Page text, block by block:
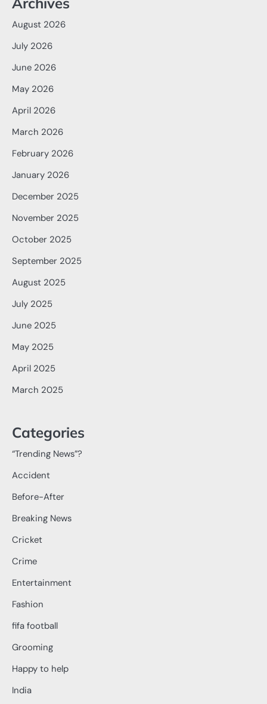
August 2026
July 2026
June 2026
May 2026
April 2026
March 2026
February 2026
January 2026
December 2025
November 2025
October 2025
September 2025
August 2025
July 2025
June 2025
May 2025
April 2025
March 2025
Categories
“Trending News”?
Accident
Before-After
Breaking News
Cricket
Crime
Entertainment
Fashion
fifa football
Grooming
Happy to help
India